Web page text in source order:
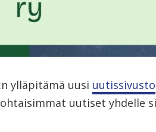
ylläpitämä uusi uutissivusto
uutiset yhdelle